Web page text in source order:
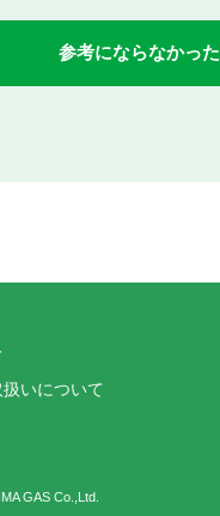
参考にならなかった
いについて
GAS Co.,Ltd.